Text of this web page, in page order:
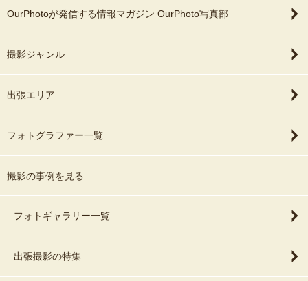
OurPhotoが発信する情報マガジン OurPhoto写真部
撮影ジャンル
出張エリア
フォトグラファー一覧
撮影の事例を見る
フォトギャラリー一覧
出張撮影の特集